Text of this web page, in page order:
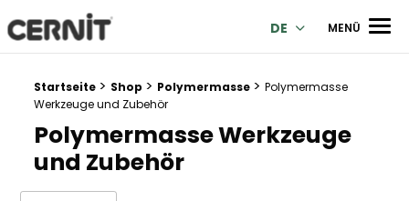
Cernit Une qualité haut de gamme pour des créations
DE MENÜ
Breadcrumb Trail:
Startseite > Shop > Polymermasse > Polymermasse
Werkzeuge und Zubehör
Polymermasse Werkzeuge
und Zubehör